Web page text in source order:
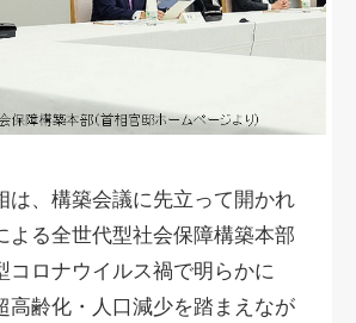
、構築会議に先立って開かれ
よる全世代型社会保障構築本部
コロナウイルス禍で明らかに
高齢化・人口減少を踏まえなが